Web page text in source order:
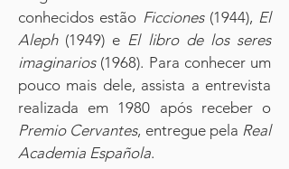
conhecidos estão Ficciones (1944), El
Aleph(1949) e El libro de los seres
imaginarios(1968). Para conhecer um
pouco mais dele, assista a entrevista
realizada em 1980 após receber o
Premio Cervantes, entregue pela Real
Academia Española.